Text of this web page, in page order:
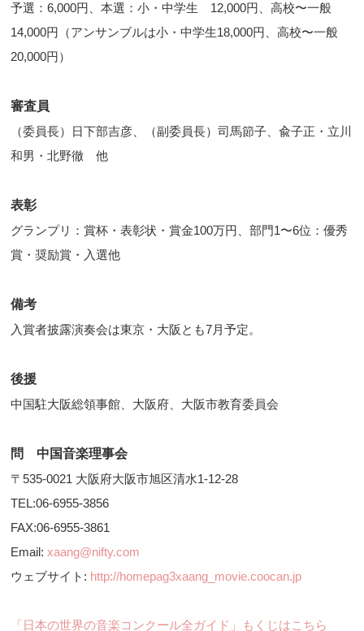
予選：6,000円、本選：小・中学生 12,000円、高校〜一般
14,000円（アンサンブルは小・中学生18,000円、高校〜一般
20,000円）
審査員
（委員長）日下部吉彦、（副委員長）司馬節子、兪子正・立川
和男・北野徹 他
表彰
グランプリ：賞杯・表彰状・賞金100万円、部門1〜6位：優秀
賞・奨励賞・入選他
備考
入賞者披露演奏会は東京・大阪とも7月予定。
後援
中国駐大阪総領事館、大阪府、大阪市教育委員会
問 中国音楽理事会
〒535-0021 大阪府大阪市旭区清水1-12-28
TEL:06-6955-3856
FAX:06-6955-3861
Email:xaang@nifty.com
ウェブサイト: http://homepag3xaang_movie.coocan.jp
「日本の世界の音楽コンクール全ガイド」もくじはこちら